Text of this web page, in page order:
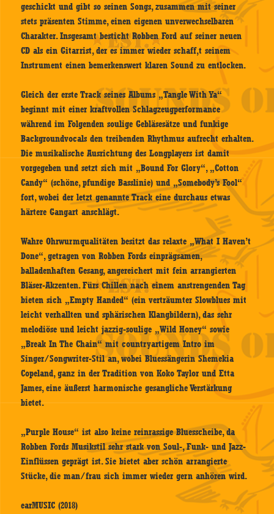
geschickt und gibt so seinen Songs, zusammen mit seiner
stets präsenten Stimme, einen eigenen unverwechselbaren
Charakter. Insgesamt besticht Robben Ford auf seiner neuen
CD als ein Gitarrist, der es immer wieder schaff,t seinem
Instrument einen bemerkenswert klaren Sound zu entlocken.
Gleich der erste Track seines Albums „Tangle With Ya“
beginnt mit einer kraftvollen Schlagzeugperformance
während im Folgenden soulige Gebläsesätze und funkige
Backgroundvocals den treibenden Rhythmus aufrecht erhalten.
Die musikalische Ausrichtung des Longplayers ist damit
vorgegeben und setzt sich mit „Bound For Glory“, „Cotton
Candy“ (schöne, pfundige Basslinie) und „Somebody’s Fool“
fort, wobei der letzt genannte Track eine durchaus etwas
härtere Gangart anschlägt.
Wahre Ohrwurmqualitäten besitzt das relaxte „What I Haven’t
Done“, getragen von Robben Fords einprägsamen,
balladenhaften Gesang, angereichert mit fein arrangierten
Bläser-Akzenten. Fürs Chillen nach einem anstrengenden Tag
bieten sich „Empty Handed“ (ein verträumter Slowblues mit
leicht verhallten und sphärischen Klangbildern), das sehr
melodiöse und leicht jazzig-soulige „Wild Honey“ sowie
„Break In The Chain“ mit countryartigem Intro im
Singer/Songwriter-Stil an, wobei Bluessängerin Shemekia
Copeland, ganz in der Tradition von Koko Taylor und Etta
James, eine äußerst harmonische gesangliche Verstärkung
bietet.
„Purple House“ ist also keine reinrassige Bluesscheibe, da
Robben Fords Musikstil sehr stark von Soul-, Funk- und Jazz-
Einflüssen geprägt ist. Sie bietet aber schön arrangierte
Stücke, die man/frau sich immer wieder gern anhören wird.
earMUSIC (2018)